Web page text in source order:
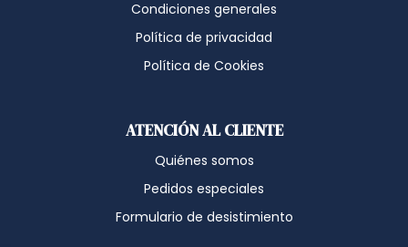
Dirección electrónica:hola@latribullibreria.com
Si desea ampliar información sobre la política de privacidad
de nuestra empresa, puede hacerlo en el siguiente enlace:
https://www.latribullibreria.com/es/politica-de-privacidad
Condiciones generales
Política de privacidad
Política de Cookies
ATENCIÓN AL CLIENTE
Quiénes somos
Pedidos especiales
Formulario de desistimiento